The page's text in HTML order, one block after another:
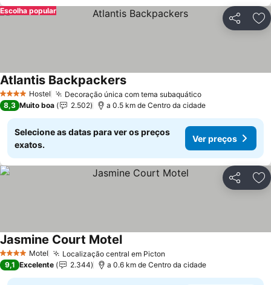
Partilhar
Escolha popular
4 EstrelasHostel Decoração única com tema subaquático
Atlantis Backpackers
8,3 Muito boa 2.502 a 0.5 km de Centro da cidade
Selecione as datas para ver os preços
exatos.
Ver preços
Partilhar
4 EstrelasMotel Localização central em Picton
Jasmine Court Motel
9,1 Excelente 2.344 a 0.6 km de Centro da cidade